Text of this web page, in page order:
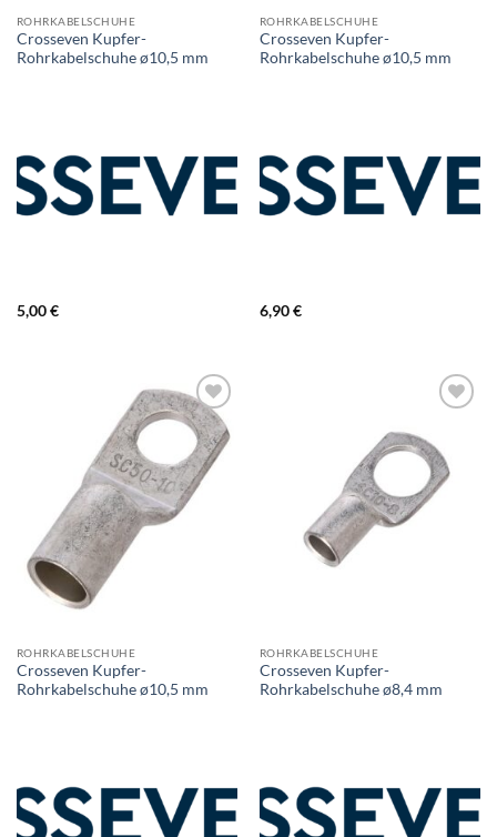
ROHRKABELSCHUHE
Crosseven Kupfer-
Rohrkabelschuhe ø10,5 mm
5,00€
ROHRKABELSCHUHE
Crosseven Kupfer-
Rohrkabelschuhe ø10,5 mm
6,90€
ROHRKABELSCHUHE
Crosseven Kupfer-
Rohrkabelschuhe ø10,5 mm
ROHRKABELSCHUHE
Crosseven Kupfer-
Rohrkabelschuhe ø8,4 mm